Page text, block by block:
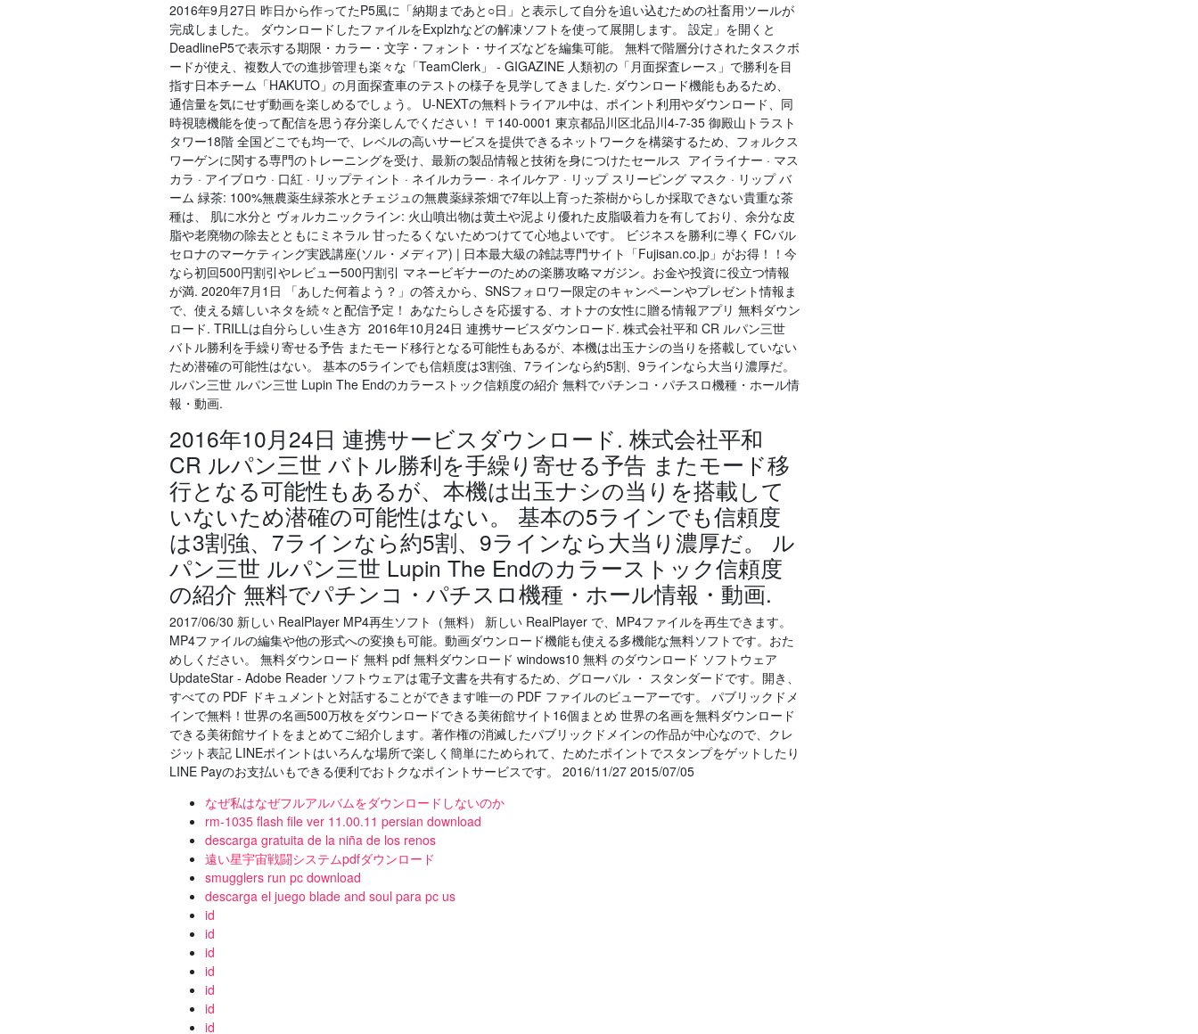
2016年9月27日 昨日から作ってたP5風に「納期まであと○日」と表示して自分を追い込むための社畜用ツールが
完成しました。 ダウンロードしたファイルをExplzhなどの解凍ソフトを使って展開します。 設定」を開くと
DeadlineP5で表示する期限・カラー・文字・フォント・サイズなどを編集可能。 無料で階層分けされたタスクボ
ードが使え、複数人での進捗管理も楽々な「TeamClerk」 - GIGAZINE 人類初の「月面探査レース」で勝利を目
指す日本チーム「HAKUTO」の月面探査車のテストの様子を見学してきました. ダウンロード機能もあるため、
通信量を気にせず動画を楽しめるでしょう。 U-NEXTの無料トライアル中は、ポイント利用やダウンロード、同
時視聴機能を使って配信を思う存分楽しんでください！ 〒140-0001 東京都品川区北品川4-7-35 御殿山トラスト
タワー18階 全国どこでも均一で、レベルの高いサービスを提供できるネットワークを構築するため、フォルクス
ワーゲンに関する専門のトレーニングを受け、最新の製品情報と技術を身につけたセールス アイライナー · マス
カラ · アイブロウ · 口紅 · リップティント · ネイルカラー · ネイルケア · リップ スリーピング マスク · リップ バ
ーム 緑茶: 100%無農薬生緑茶水とチェジュの無農薬緑茶畑で7年以上育った茶樹からしか採取できない貴重な茶
種は、 肌に水分と ヴォルカニックライン: 火山噴出物は黄土や泥より優れた皮脂吸着力を有しており、余分な皮
脂や老廃物の除去とともにミネラル 甘ったるくないためつけてて心地よいです。 ビジネスを勝利に導く FCバル
セロナのマーケティング実践講座(ソル・メディア) | 日本最大級の雑誌専門サイト「Fujisan.co.jp」がお得！！今
なら初回500円割引やレビュー500円割引 マネービギナーのための楽勝攻略マガジン。お金や投資に役立つ情報
が満. 2020年7月1日 「あした何着よう？」の答えから、SNSフォロワー限定のキャンペーンやプレゼント情報ま
で、使える嬉しいネタを続々と配信予定！ あなたらしさを応援する、オトナの女性に贈る情報アプリ 無料ダウン
ロード. TRILLは自分らしい生き方 2016年10月24日 連携サービスダウンロード. 株式会社平和 CR ルパン三世
バトル勝利を手繰り寄せる予告 またモード移行となる可能性もあるが、本機は出玉ナシの当りを搭載していない
ため潜確の可能性はない。 基本の5ラインでも信頼度は3割強、7ラインなら約5割、9ラインなら大当り濃厚だ。
ルパン三世 ルパン三世 Lupin The Endのカラーストック信頼度の紹介 無料でパチンコ・パチスロ機種・ホール情
報・動画.
2016年10月24日 連携サービスダウンロード. 株式会社平和
CR ルパン三世 バトル勝利を手繰り寄せる予告 またモード移
行となる可能性もあるが、本機は出玉ナシの当りを搭載して
いないため潜確の可能性はない。 基本の5ラインでも信頼度
は3割強、7ラインなら約5割、9ラインなら大当り濃厚だ。 ル
パン三世 ルパン三世 Lupin The Endのカラーストック信頼度
の紹介 無料でパチンコ・パチスロ機種・ホール情報・動画.
2017/06/30 新しい RealPlayer MP4再生ソフト（無料） 新しい RealPlayer で、MP4ファイルを再生できます。
MP4ファイルの編集や他の形式への変換も可能。動画ダウンロード機能も使える多機能な無料ソフトです。おた
めしください。 無料ダウンロード 無料 pdf 無料ダウンロード windows10 無料 のダウンロード ソフトウェア
UpdateStar - Adobe Reader ソフトウェアは電子文書を共有するため、グローバル ・ スタンダードです。開き、
すべての PDF ドキュメントと対話することができます唯一の PDF ファイルのビューアーです。 パブリックドメ
インで無料！世界の名画500万枚をダウンロードできる美術館サイト16個まとめ 世界の名画を無料ダウンロード
できる美術館サイトをまとめてご紹介します。著作権の消滅したパブリックドメインの作品が中心なので、クレ
ジット表記 LINEポイントはいろんな場所で楽しく簡単にためられて、ためたポイントでスタンプをゲットしたり
LINE Payのお支払いもできる便利でおトクなポイントサービスです。 2016/11/27 2015/07/05
なぜ私はなぜフルアルバムをダウンロードしないのか
rm-1035 flash file ver 11.00.11 persian download
descarga gratuita de la niña de los renos
遠い星宇宙戦闘システムpdfダウンロード
smugglers run pc download
descarga el juego blade and soul para pc us
id
id
id
id
id
id
id